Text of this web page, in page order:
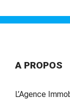
A PROPOS
L’Agence